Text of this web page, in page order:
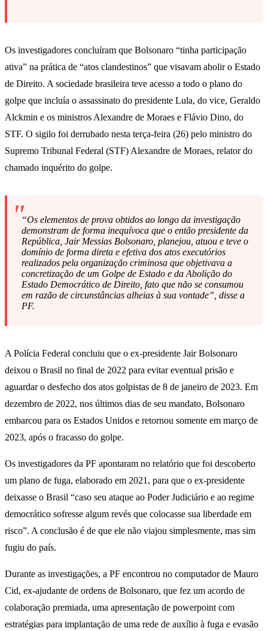
Os investigadores concluíram que Bolsonaro “tinha participação
ativa” na prática de “atos clandestinos” que visavam abolir o Estado
de Direito. A sociedade brasileira teve acesso a todo o plano do
golpe que incluía o assassinato do presidente Lula, do vice, Geraldo
Alckmin e os ministros Alexandre de Moraes e Flávio Dino, do
STF. O sigilo foi derrubado nesta terça-feira (26) pelo ministro do
Supremo Tribunal Federal (STF) Alexandre de Moraes, relator do
chamado inquérito do golpe.
“Os elementos de prova obtidos ao longo da investigação
demonstram de forma inequívoca que o então presidente da
República, Jair Messias Bolsonaro, planejou, atuou e teve o
domínio de forma direta e efetiva dos atos executórios
realizados pela organização criminosa que objetivava a
concretização de um Golpe de Estado e da Abolição do
Estado Democrático de Direito, fato que não se consumou
em razão de circunstâncias alheias à sua vontade”, disse a
PF.
A Polícia Federal concluiu que o ex-presidente Jair Bolsonaro
deixou o Brasil no final de 2022 para evitar eventual prisão e
aguardar o desfecho dos atos golpistas de 8 de janeiro de 2023. Em
dezembro de 2022, nos últimos dias de seu mandato, Bolsonaro
embarcou para os Estados Unidos e retornou somente em março de
2023, após o fracasso do golpe.
Os investigadores da PF apontaram no relatório que foi descoberto
um plano de fuga, elaborado em 2021, para que o ex-presidente
deixasse o Brasil “caso seu ataque ao Poder Judiciário e ao regime
democrático sofresse algum revés que colocasse sua liberdade em
risco”. A conclusão é de que ele não viajou simplesmente, mas sim
fugiu do país.
Durante as investigações, a PF encontrou no computador de Mauro
Cid, ex-ajudante de ordens de Bolsonaro, que fez um acordo de
colaboração premiada, uma apresentação de powerpoint com
estratégias para implantação de uma rede de auxílio à fuga e evasão